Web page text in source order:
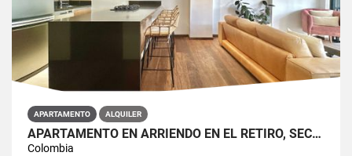
APARTAMENTO ALQUILER
APARTAMENTO EN ARRIENDO EN EL RETIRO, SECTOR FIZEBAD.
Colombia